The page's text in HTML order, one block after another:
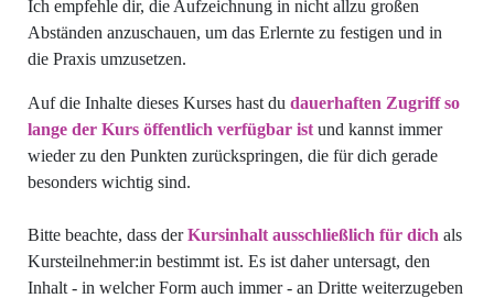
Ich empfehle dir, die Aufzeichnung in nicht allzu großen
Abständen anzuschauen, um das Erlernte zu festigen und in
die Praxis umzusetzen.
Auf die Inhalte dieses Kurses hast du dauerhaften Zugriff so
lange der Kurs öffentlich verfügbar ist und kannst immer
wieder zu den Punkten zurückspringen, die für dich gerade
besonders wichtig sind.
Bitte beachte, dass derKursinhalt ausschließlich für dich als
Kursteilnehmer:in bestimmt ist. Es ist daher untersagt, den
Inhalt - in welcher Form auch immer - an Dritte weiterzugeben